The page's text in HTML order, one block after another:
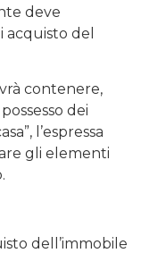
deve
acquisto del
contenere,
dei
l’espressa
gli elementi
dell’immobile